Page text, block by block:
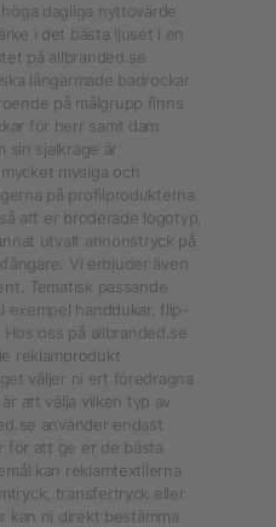
dagliga nyttovärde
i det bästa ljuset i en
på allbranded.se
långärmade badrockar
på målgrupp finns
för herr samt dam
sin sjalkrage är
mysiga och
på profilprodukterna
att er broderade logotyp,
utvalt annonstryck på
Vi erbjuder även
Tematisk passande
handdukar, flip-
oss ​​på allbranded.se
reklamprodukt
väljer ni ert föredragna
att välja vilken typ av
använder endast
för att ge er de bästa
kan reklamtextilerna
transfertryck eller
kan ni direkt bestämma